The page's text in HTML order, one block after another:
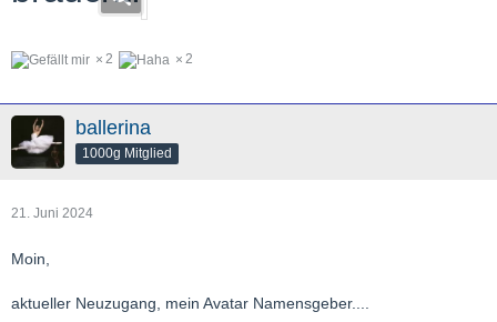
2 2
ballerina
1000g Mitglied
21. Juni 2024
Moin,
aktueller Neuzugang, mein Avatar Namensgeber....